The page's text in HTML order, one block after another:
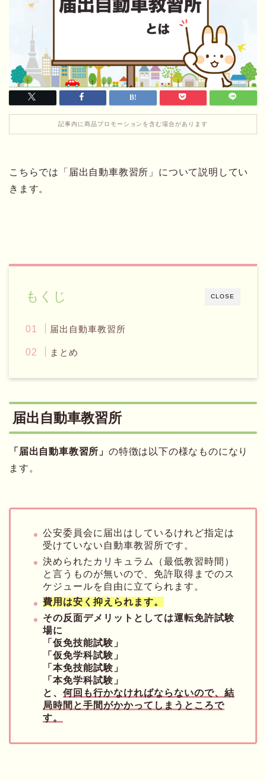
記事内に商品プロモーションを含む場合があります
こちらでは「届出自動車教習所」について説明してい
きます。
CLOSE
もくじ
届出自動車教習所
まとめ
届出自動車教習所
「届出自動車教習所」 の特徴は以下の様なものになり
ます。
公安委員会に届出はしているけれど指定は
受けていない自動車教習所です。
決められたカリキュラム（最低教習時間）
と言うものが無いので、免許取得までのス
ケジュールを自由に立てられます。
費用は安く抑えられます。
その反面デメリットとしては運転免許試験
場に
「仮免技能試験」
「仮免学科試験」
「本免技能試験」
「本免学科試験」
と、 何回も行かなければならないので、結
局時間と手間がかかってしまうところで
す。